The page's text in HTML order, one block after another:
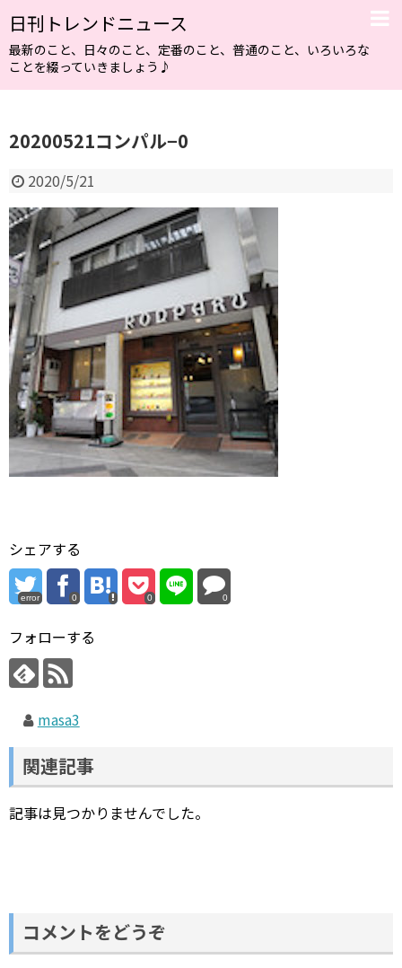
日刊トレンドニュース
最新のこと、日々のこと、定番のこと、普通のこと、いろいろな
ことを綴っていきましょう♪
20200521コンパル−0
2020/5/21
シェアする
error 0 0 0
フォローする
masa3
関連記事
記事は見つかりませんでした。
コメントをどうぞ